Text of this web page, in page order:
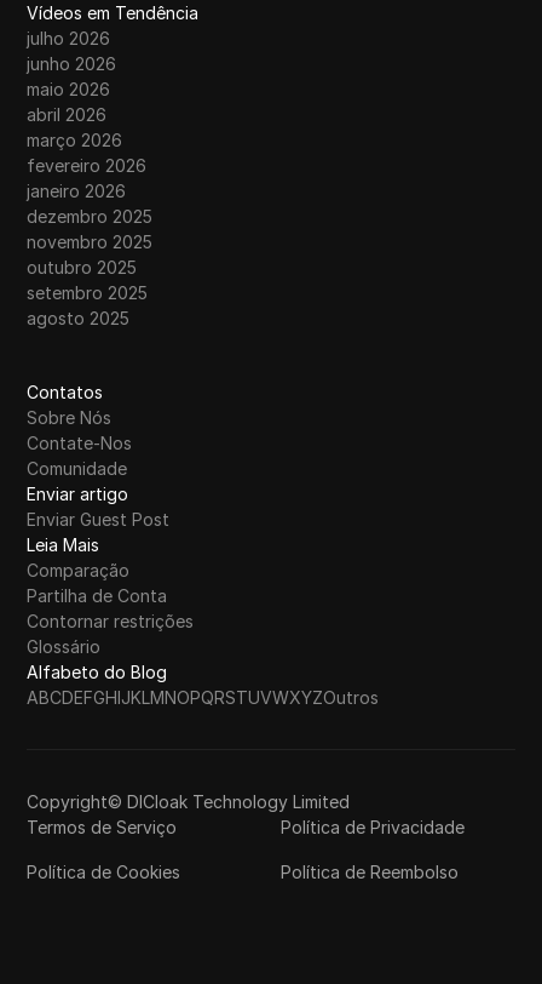
Vídeos em Tendência
julho 2026
junho 2026
maio 2026
abril 2026
março 2026
fevereiro 2026
janeiro 2026
dezembro 2025
novembro 2025
outubro 2025
setembro 2025
agosto 2025
Contatos
Sobre Nós
Contate-Nos
Comunidade
Enviar artigo
Enviar Guest Post
Leia Mais
Comparação
Partilha de Conta
Contornar restrições
Glossário
Alfabeto do Blog
ABCDEFGHIJKLMNOPQRSTUVWXYZOutros
Copyright© DICloak Technology Limited
Termos de Serviço
Política de Privacidade
Política de Cookies Política de Reembolso